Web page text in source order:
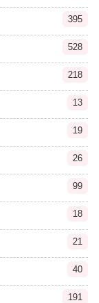
395
528
218
13
19
26
99
18
21
40
191